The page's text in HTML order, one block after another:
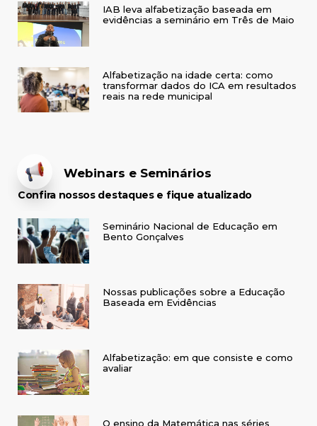
IAB leva alfabetização baseada em
evidências a seminário em Três de Maio
Alfabetização na idade certa: como
transformar dados do ICA em resultados
reais na rede municipal
Webinars e Seminários
Confira nossos destaques e fique atualizado
Seminário Nacional de Educação em
Bento Gonçalves
Nossas publicações sobre a Educação
Baseada em Evidências
Alfabetização: em que consiste e como
avaliar
O ensino da Matemática nas séries